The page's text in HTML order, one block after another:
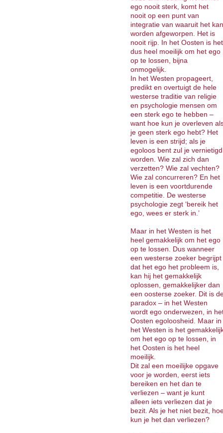
ego nooit sterk, komt het
nooit op een punt van
integratie van waaruit het kan
worden afgeworpen. Het is
nooit rijp. In het Oosten is het
dus heel moeilijk om het ego
op te lossen, bijna
onmogelijk.
In het Westen propageert,
predikt en overtuigt de hele
westerse traditie van religie
en psychologie mensen om
een sterk ego te hebben –
want hoe kun je overleven
je geen sterk ego hebt? Het
leven is een strijd; als je
egoloos bent zul je vernietigd
worden. Wie zal zich dan
verzetten? Wie zal vechten?
Wie zal concurreren? En het
leven is een voortdurende
competitie. De westerse
psychologie zegt ‘bereik het
ego, wees er sterk in.’
Maar in het Westen is het
heel gemakkelijk om het ego
op te lossen. Dus wanneer
een westerse zoeker begrijpt
dat het ego het probleem is,
kan hij het gemakkelijk
oplossen, gemakkelijker dan
een oosterse zoeker. Dit is
paradox – in het Westen
wordt ego onderwezen, in
Oosten egoloosheid. Maar in
het Westen is het
om het ego op te lossen, in
het Oosten is het heel
moeilijk.
Dit zal een moeilijke opgave
voor je worden, eerst iets
bereiken en het dan te
verliezen – want je kunt
alleen iets verliezen dat je
bezit. Als je het niet bezit,
kun je het dan verliezen?